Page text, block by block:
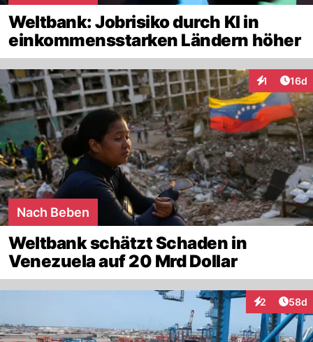
Weltbank: Jobrisiko durch KI in
einkommensstarken Ländern höher
1 16d
Nach Beben
Weltbank schätzt Schaden in
Venezuela auf 20 Mrd Dollar
2
Interaktionen
58d